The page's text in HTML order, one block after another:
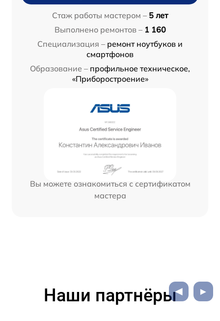
Стаж работы мастером – 5 лет
Выполнено ремонтов – 1 160
Специализация – ремонт ноутбуков и
смартфонов
Образование – профильное техническое,
«Приборостроение»
Вы можете ознакомиться с сертификатом
мастера
Наши партнёры